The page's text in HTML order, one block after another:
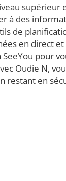
supérieur
à des
de
en direct et
pour
Oudie N,
restant en